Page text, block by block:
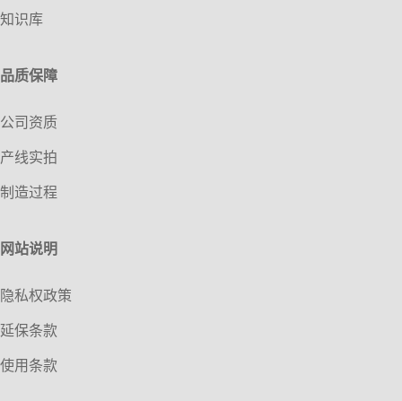
知识库
品质保障
公司资质
产线实拍
制造过程
网站说明
隐私权政策
延保条款
使用条款